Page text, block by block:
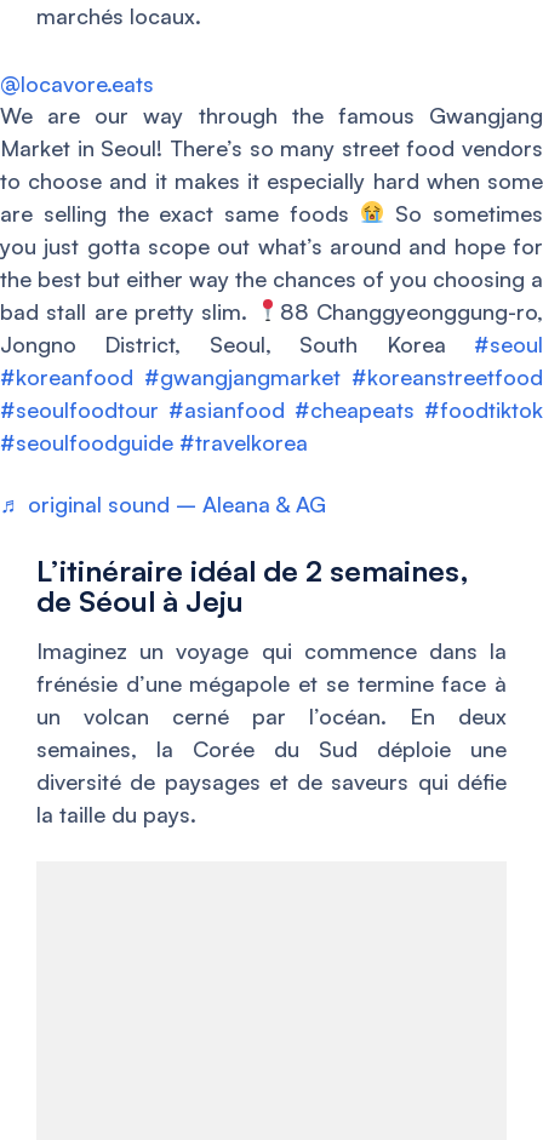
marchés locaux.
@locavore.eats
We are our way through the famous Gwangjang
Market in Seoul! There’s so many street food vendors
to choose and it makes it especially hard when some
are selling the exact same foods
So sometimes
you just gotta scope out what’s around and hope for
the best but either way the chances of you choosing a
bad stall are pretty slim.
88 Changgyeonggung-ro,
Jongno District, Seoul, South Korea #seoul
#koreanfood #gwangjangmarket #koreanstreetfood
#seoulfoodtour #asianfood #cheapeats #foodtiktok
#seoulfoodguide #travelkorea
♬ original sound – Aleana & AG
L’itinéraire idéal de 2 semaines,
de Séoul à Jeju
Imaginez un voyage qui commence dans la
frénésie d’une mégapole et se termine face à
un volcan cerné par l’océan. En deux
semaines, la Corée du Sud déploie une
diversité de paysages et de saveurs qui défie
la taille du pays.